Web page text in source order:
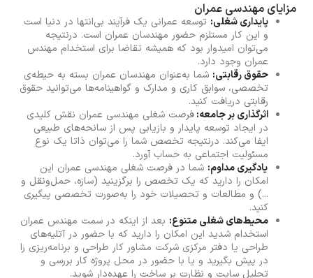
مزایای مهندسی عمران
پایداری شغلی: توسعه‌ عمرانی یک فرآیند بی‌انتها در دنیا است
و این کار مستلزم حضور مهندسان عمران است. درنتیجه
می‌توان امیدوار بود که همیشه تقاضا برای استخدام مهندس
عمران وجود دارد.
حقوق رقابتی: شما به‌عنوان مهندسان عمران بسته به حیطه‌ی
تخصصی، سوابق کاری و مدارک و گواهینامه‌ها می‌توانید حقوق
رقابتی دریافت کنید.
اثرگذاری بر جامعه:فرصت شغلی مهندسی عمران نقش کلیدی
در ایجاد توسعه پایدار و بازیابی پس از سانحه‌های طبیعی
ایفا می‌کند. درنتیجه تخصص شما را می‌توان ذاتا یک نوع
مسئولیت اجتماعی به حساب آورد.
یادگیری مداوم: شما در فرصت شغلی مهندسی عمران این
امکان را دارید که یک تخصص را برگزینید (سازه، حمل‌ونقل و
...) و مطالعات و تحصیلات خود را به‌صورت تخصصی پیگیری
کنید.
محیط‌های شغلی متنوع: بعد از اینکه در سمت مهندس عمران
استخدام شدید این امکان را دارید که با حضور در آتلیه‌های
طراحی یا دفتر مرکزی شرکت مشاور کار طراحی و برنامه‌ریزی را
در پیش بگیرید و یا با حضور در محل پروژه کار بررسی و
تحلیل سایت و نظارت بر ساخت را عهده‌دار شوید.